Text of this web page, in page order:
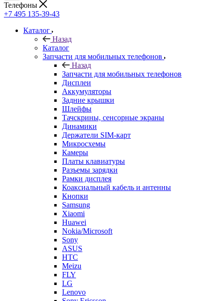
Телефоны
+7 495 135-39-43
Каталог
Назад
Каталог
Запчасти для мобильных телефонов
Назад
Запчасти для мобильных телефонов
Дисплеи
Аккумуляторы
Задние крышки
Шлейфы
Тачскрины, сенсорные экраны
Динамики
Держатели SIM-карт
Микросхемы
Камеры
Платы клавиатуры
Разъемы зарядки
Рамки дисплея
Коаксиальный кабель и антенны
Кнопки
Samsung
Xiaomi
Huawei
Nokia/Microsoft
Sony
ASUS
HTC
Meizu
FLY
LG
Lenovo